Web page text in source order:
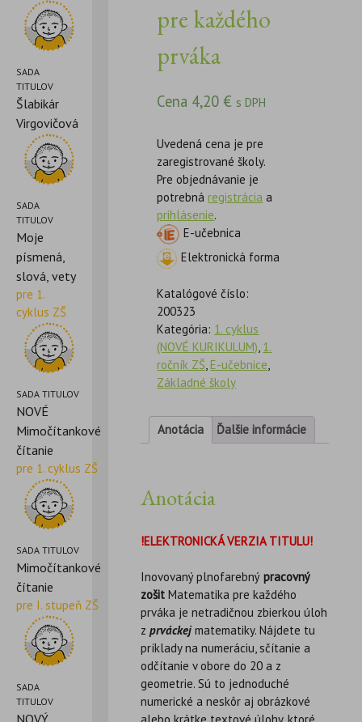
SADA
TITULOV
Šlabikár
Virgovičová
SADA
TITULOV
Moje
písmená,
slová, vety
pre 1.
cyklus ZŠ
SADA TITULOV
NOVÉ
Mimočítankové
čítanie
pre 1. cyklus ZŠ
SADA TITULOV
Mimočítankové
čítanie
pre I. stupeň ZŠ
SADA
TITULOV
NOVÝ
pre každého
prváka
Cena 4,20 € s DPH
Uvedená cena je pre
zaregistrované školy.
Pre objednávanie je
potrebnáregistrácia a
prihlásenie.
E-učebnica
Elektronická forma
Katalógové číslo:
200323
Kategória: 1. cyklus
(NOVÉ KURIKULUM), 1.
ročník ZŠ,E-učebnice,
Základné školy
Anotácia Ďalšie informácie
Anotácia
!ELEKTRONICKÁ VERZIA TITULU!
Inovovaný plnofarebný pracovný
zošit Matematika pre každého
prváka je netradičnou zbierkou úloh
z prváckejmatematiky. Nájdete tu
príklady na numeráciu, sčítanie a
odčítanie v obore do 20 a z
geometrie. Sú to jednoduché
numerické a neskôr aj obrázkové